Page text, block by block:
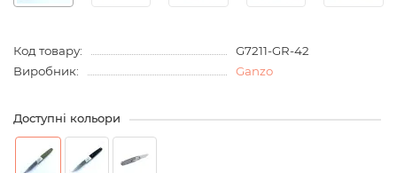
Код товару:
G7211-GR-42
Виробник:
Ganzo
Доступні кольори